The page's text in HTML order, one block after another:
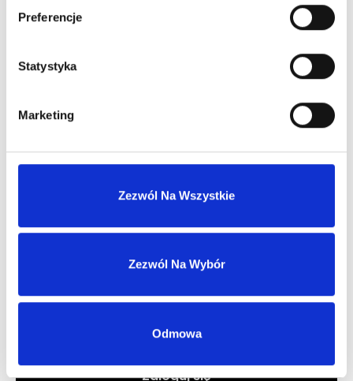
Preferencje
Statystyka
Marketing
Zezwól Na Wszystkie
Zezwól Na Wybór
Odmowa
Zaloguj się
Zaloguj się, aby zobaczyć cenę
DOLCE&GABBANA DEVOTION POUR HOMME EDP
Zaloguj się